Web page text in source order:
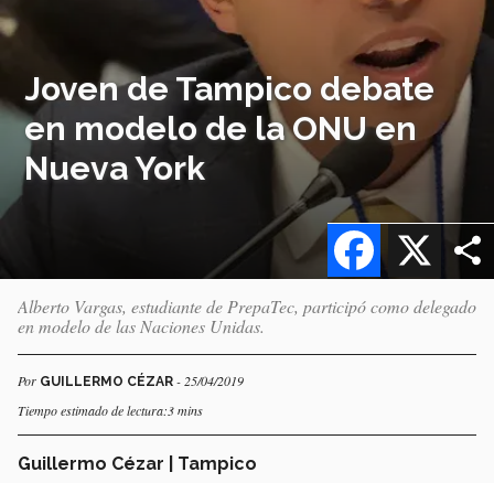
Joven de Tampico debate
en modelo de la ONU en
Nueva York
X
Facebook
Alberto Vargas, estudiante de PrepaTec, participó como delegado
en modelo de las Naciones Unidas.
Por GUILLERMO CÉZAR - 25/04/2019
Tiempo estimado de lectura:3 mins
Guillermo Cézar | Tampico